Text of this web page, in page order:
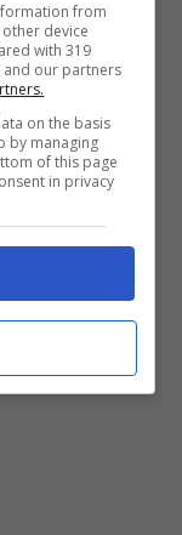
from
device
with 319
and our partners
on the basis
by managing
of this page
in privacy